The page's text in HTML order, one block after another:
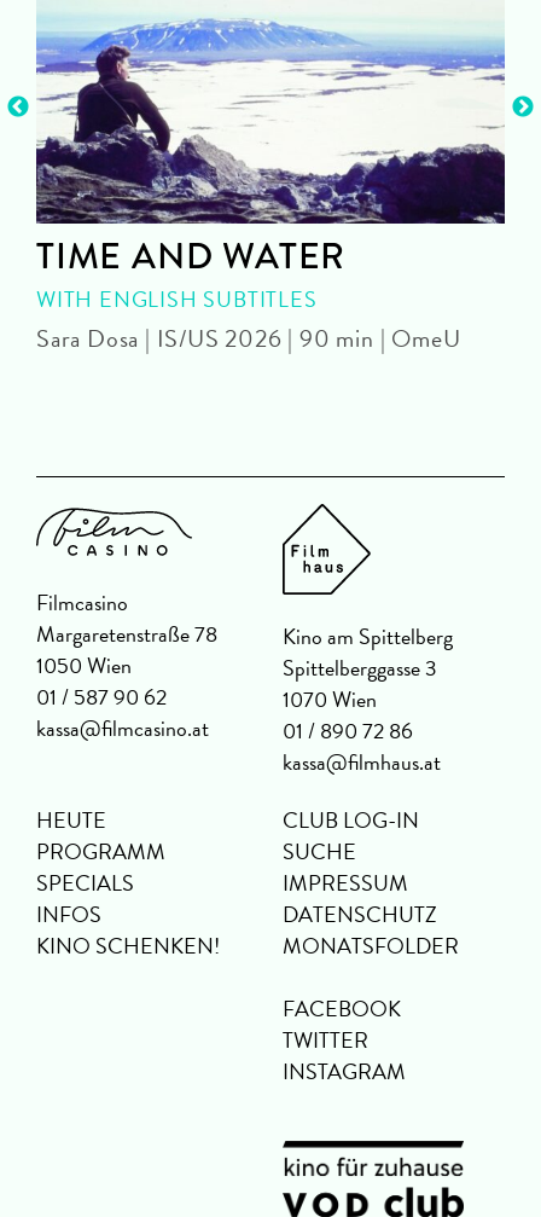
TIME AND WATER
WITH ENGLISH SUBTITLES
Sara Dosa | IS/US 2026 | 90 min | OmeU
Filmcasino
Margaretenstraße 78
1050 Wien
01 / 587 90 62
kassa@filmcasino.at
Kino am Spittelberg
Spittelberggasse 3
1070 Wien
01 / 890 72 86
kassa@filmhaus.at
HEUTE
PROGRAMM
SPECIALS
INFOS
KINO SCHENKEN!
CLUB LOG-IN
SUCHE
IMPRESSUM
DATENSCHUTZ
MONATSFOLDER
FACEBOOK
TWITTER
INSTAGRAM